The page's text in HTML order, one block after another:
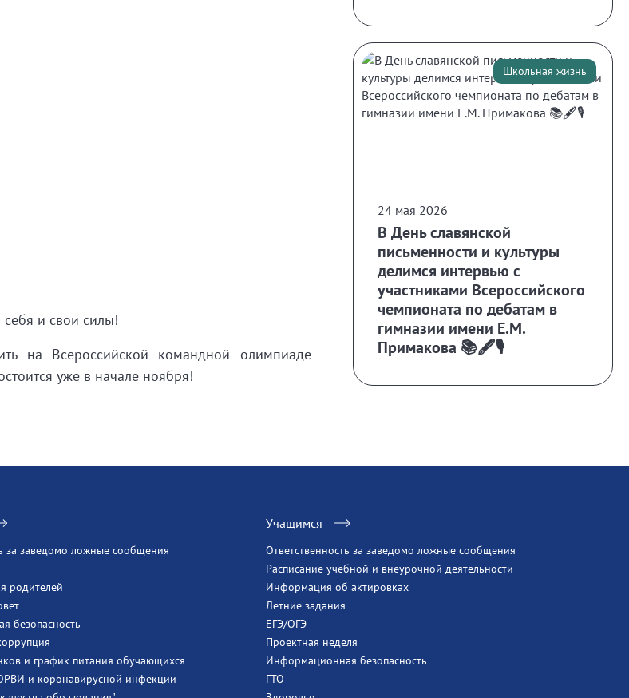
себя и свои силы!
на Всероссийской командной олимпиаде
уже в начале ноября!
Школьная жизнь
24 мая 2026
В День славянской
письменности и культуры
делимся интервью с
участниками Всероссийского
чемпионата по дебатам в
гимназии имени Е.М.
Примакова 📚🖋️🎙️
за заведомо ложные сообщения
родителей
безопасность
и график питания обучающихся
и коронавирусной инфекции
Учащимся
Ответственность за заведомо ложные сообщения
Расписание учебной и внеурочной деятельности
Информация об актировках
Летние задания
ЕГЭ/ОГЭ
Проектная неделя
Информационная безопасность
ГТО